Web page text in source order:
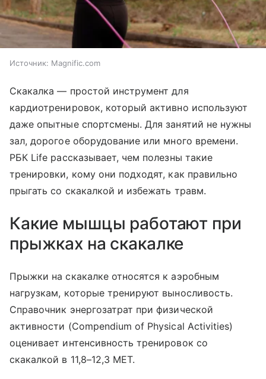
Источник: Magnific.com
Скакалка ― простой инструмент для
кардиотренировок, который активно используют
даже опытные спортсмены. Для занятий не нужны
зал, дорогое оборудование или много времени.
РБК Life рассказывает, чем полезны такие
тренировки, кому они подходят, как правильно
прыгать со скакалкой и избежать травм.
Какие мышцы работают при
прыжках на скакалке
Прыжки на скакалке относятся к аэробным
нагрузкам, которые тренируют выносливость.
Справочник энергозатрат при физической
активности (Compendium of Physical Activities)
оценивает интенсивность тренировок со
скакалкой в 11,8–12,3 MET.